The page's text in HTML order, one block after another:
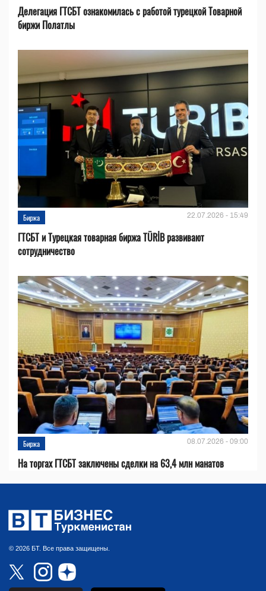
Делегация ГТСБТ ознакомилась с работой турецкой Товарной
биржи Полатлы
Биржа 22.07.2026 - 15:49
ГТСБТ и Турецкая товарная биржа TÜRİB развивают
сотрудничество
Биржа 08.07.2026 - 09:00
На торгах ГТСБТ заключены сделки на 63,4 млн манатов
© 2026 БТ. Все права защищены.